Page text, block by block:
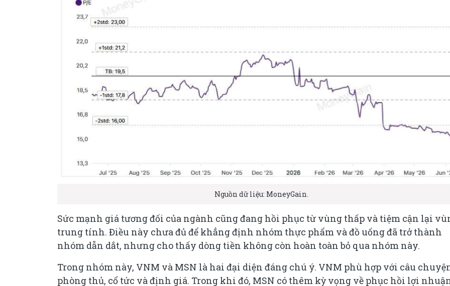
Nguồn dữ liệu: MoneyGain.
Sức mạnh giá tương đối của ngành cũng đang hồi phục từ vùng thấp và tiệm cận lại
trung tính. Điều này chưa đủ để khẳng định nhóm thực phẩm và đồ uống đã trở thành
nhóm dẫn dắt, nhưng cho thấy dòng tiền không còn hoàn toàn bỏ qua nhóm này.
Trong nhóm này, VNM và MSN là hai đại diện đáng chú ý. VNM phù hợp với câu
phòng thủ, cổ tức và định giá. Trong khi đó, MSN có thêm kỳ vọng về phục hồi lợi